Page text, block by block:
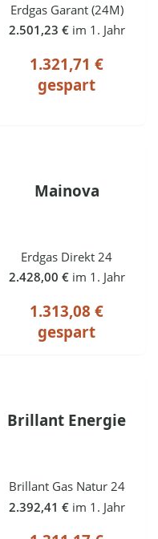
Erdgas Garant (24M)
2.501,23 € im 1. Jahr
1.321,71 €
gespart
Mainova
Erdgas Direkt 24
2.428,00 € im 1. Jahr
1.313,08 €
gespart
Brillant Energie
Brillant Gas Natur 24
2.392,41 € im 1. Jahr